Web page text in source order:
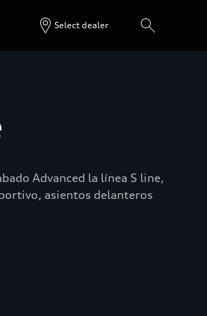
Select dealer
Advanced la línea S line,
asientos delanteros